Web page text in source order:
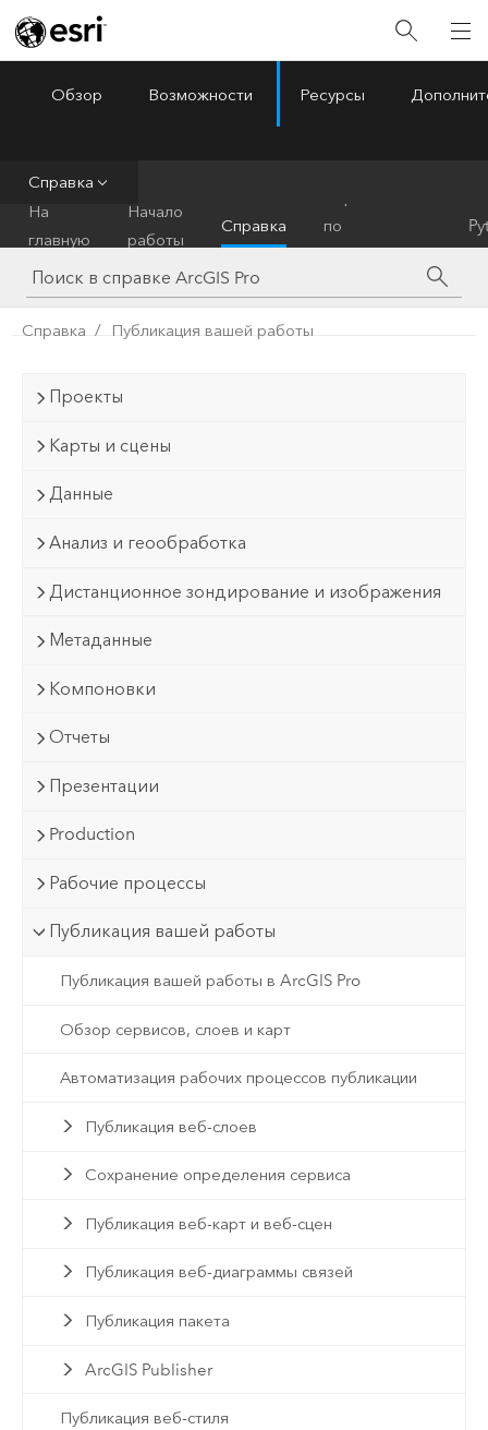
ArcGIS Pro
Обзор Возможности Ресурсы
Справка
На
главную
Начало
работы
Справка
по
инструментам
Справка Публикация вашей работы
Проекты
Карты и сцены
Данные
Анализ и геообработка
Дистанционное зондирование и изображения
Метаданные
Компоновки
Отчеты
Презентации
Production
Рабочие процессы
Публикация вашей работы
Публикация вашей работы в ArcGIS Pro
Обзор сервисов, слоев и карт
Автоматизация рабочих процессов публикации
Публикация веб-слоев
Сохранение определения сервиса
Публикация веб-карт и веб-сцен
Публикация веб-диаграммы связей
Публикация пакета
ArcGIS Publisher
Публикация веб-стиля